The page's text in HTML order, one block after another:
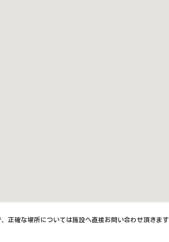
正確な場所については施設へ直接お問い合わせ頂きます